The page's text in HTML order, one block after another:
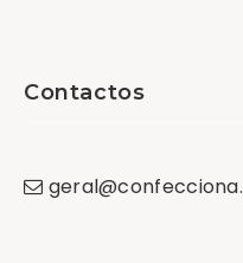
Contactos
geral@confecciona.